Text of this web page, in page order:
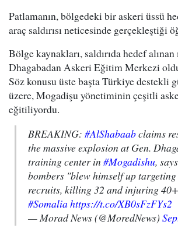
Patlamanın, bölgedeki bir askeri üssü
araç saldırısı neticesinde gerçekleştiği
Bölge kaynakları, saldırıda hedef
Dhagabadan Askeri Eğitim Merkezi
Söz konusu üste başta Türkiye destekli
üzere, Mogadişu yönetiminin çeşitli
eğitiliyordu.
BREAKING: #AlShabaabclaims
the massive explosion at Gen.
training center in #Mogadishu,
bombers "blew himself up
recruits, killing 32 and injuring
#Somaliahttps://t.co/XB0sFzFYs2
— Morad News (@MoredNews)